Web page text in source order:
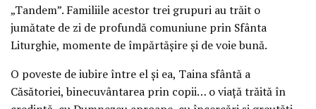
„Tandem”. Familiile acestor trei grupuri au trăit o
jumătate de zi de profundă comuniune prin Sfânta
Liturghie, momente de împărtășire și de voie bună.
O poveste de iubire între el și ea, Taina sfântă a
Căsătoriei, binecuvântarea prin copii… o viață trăită în